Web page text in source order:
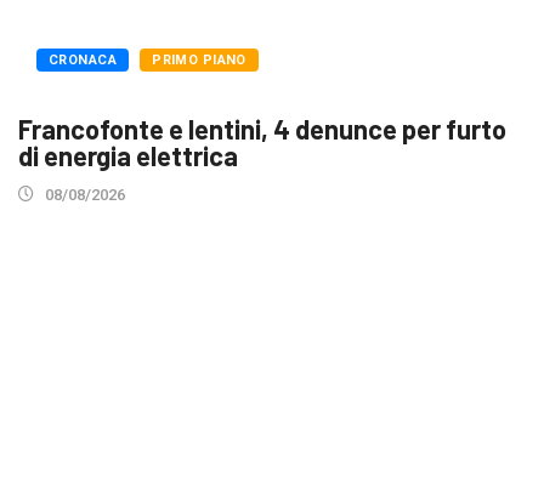
CRONACA PRIMO PIANO
Francofonte e lentini, 4 denunce per furto
di energia elettrica
08/08/2026